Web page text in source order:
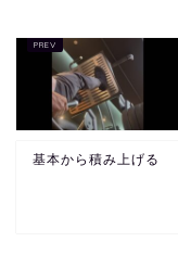
基本から積み上げる